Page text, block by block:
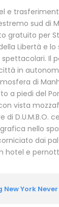
e
sud di
gratuito per
Libertà e lo
Il
in
di
a piedi del
vista
D.U.M.B.O.
nello
dai
hotel e
New York